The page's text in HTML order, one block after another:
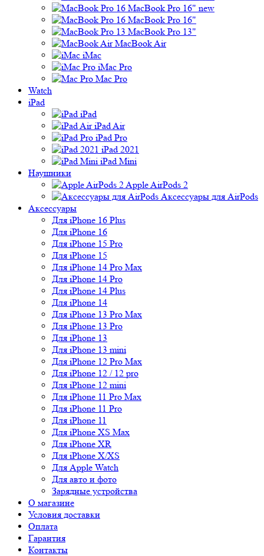
MacBook Pro 16" new
MacBook Pro 16"
MacBook Pro 13"
MacBook Air
iMac
iMac Pro
Mac Pro
Watch
iPad
iPad
iPad Air
iPad Pro
iPad 2021
iPad Mini
Наушники
Apple AirPods 2
Аксессуары для AirPods
Аксессуары
Для iPhone 16 Plus
Для iPhone 16
Для iPhone 15 Pro
Для iPhone 15
Для iPhone 14 Pro Max
Для iPhone 14 Pro
Для iPhone 14 Plus
Для iPhone 14
Для iPhone 13 Pro Max
Для iPhone 13 Pro
Для iPhone 13
Для iPhone 13 mini
Для iPhone 12 Pro Max
Для iPhone 12 / 12 pro
Для iPhone 12 mini
Для iPhone 11 Pro Max
Для iPhone 11 Pro
Для iPhone 11
Для iPhone XS Max
Для iPhone XR
Для iPhone X/XS
Для Apple Watch
Для авто и фото
Зарядные устройства
О магазине
Условия доставки
Оплата
Гарантия
Контакты